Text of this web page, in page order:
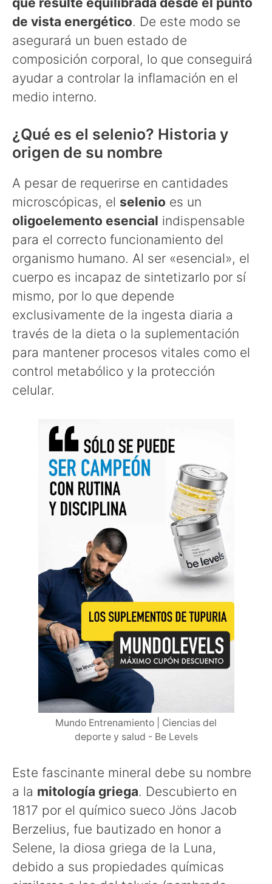
de vista energético. De este modo se
asegurará un buen estado de
composición corporal, lo que conseguirá
ayudar a controlar la inflamación en el
medio interno.
¿Qué es el selenio? Historia y
origen de su nombre
A pesar de requerirse en cantidades
microscópicas, el selenio es un
oligoelemento esencial indispensable
para el correcto funcionamiento del
organismo humano. Al ser «esencial», el
cuerpo es incapaz de sintetizarlo por sí
mismo, por lo que depende
exclusivamente de la ingesta diaria a
través de la dieta o la suplementación
para mantener procesos vitales como el
control metabólico y la protección
celular.
Mundo Entrenamiento | Ciencias del
deporte y salud - Be Levels
Este fascinante mineral debe su nombre
a la mitología griega. Descubierto en
1817 por el químico sueco Jöns Jacob
Berzelius, fue bautizado en honor a
Selene, la diosa griega de la Luna,
debido a sus propiedades químicas